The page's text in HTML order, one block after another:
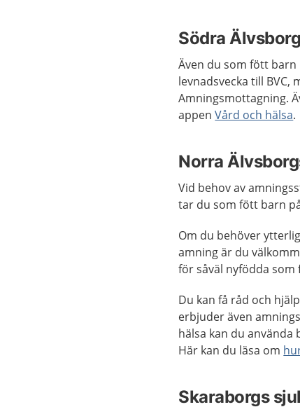
Södra
Även du som fött
levnadsvecka till BVC,
Amningsmottagning.
appenVård och hälsa.
Norra
Vid behov av
tar du som fött barn
Om du behöver
amning är du
för såväl nyfödda som
Du kan få råd och
erbjuder även
hälsa kan du använda
Här kan du läsa om
Skaraborgs